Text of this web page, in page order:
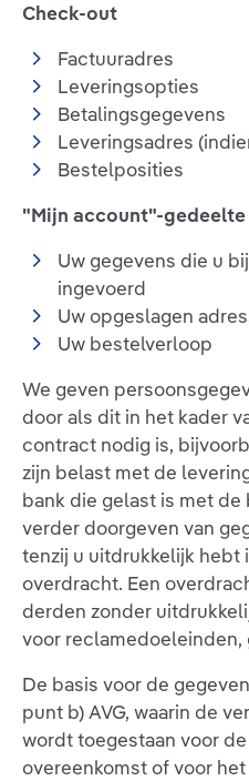
Check-out
Factuuradres
Leveringsopties
Betalingsgegevens
Leveringsadres
Bestelposities
"Mijn account"-gedeelte
Uw gegevens die u
ingevoerd
Uw opgeslagen
Uw bestelverloop
We geven
door als dit in het kader
contract nodig is,
zijn belast met de
bank die gelast is met
verder doorgeven van
tenzij u uitdrukkelijk hebt
overdracht. Een
derden zonder
voor reclamedoeleinden,
De basis voor de
punt b) AVG, waarin de
wordt toegestaan voor
overeenkomst of voor